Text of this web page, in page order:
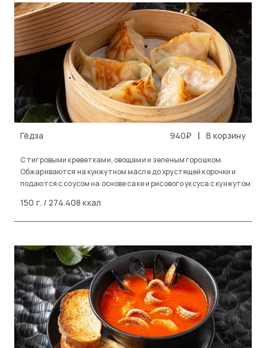
Гёдза 940₽ | В корзину
С тигровыми креветками, овощами и зеленым горошком.
Обжариваются на кунжутном масле до хрустящей корочки и
подаются с соусом на основе саке и рисового уксуса с кунжутом
150 г. / 274.408 ккал